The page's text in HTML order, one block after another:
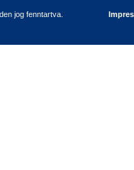
jog fenntartva.